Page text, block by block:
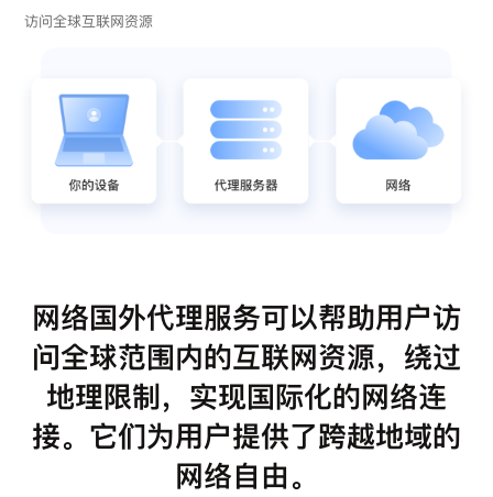
访问全球互联网资源
网络国外代理服务可以帮助用户访
问全球范围内的互联网资源，绕过
地理限制，实现国际化的网络连
接。它们为用户提供了跨越地域的
网络自由。